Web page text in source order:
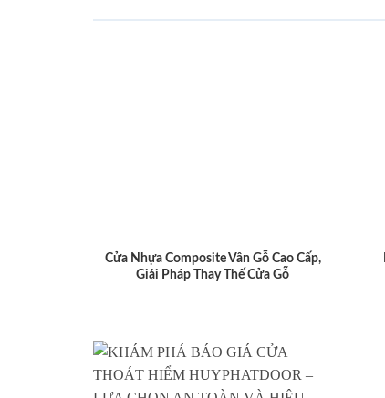
Cửa Nhựa Composite Vân Gỗ Cao Cấp,
Giải Pháp Thay Thế Cửa Gỗ